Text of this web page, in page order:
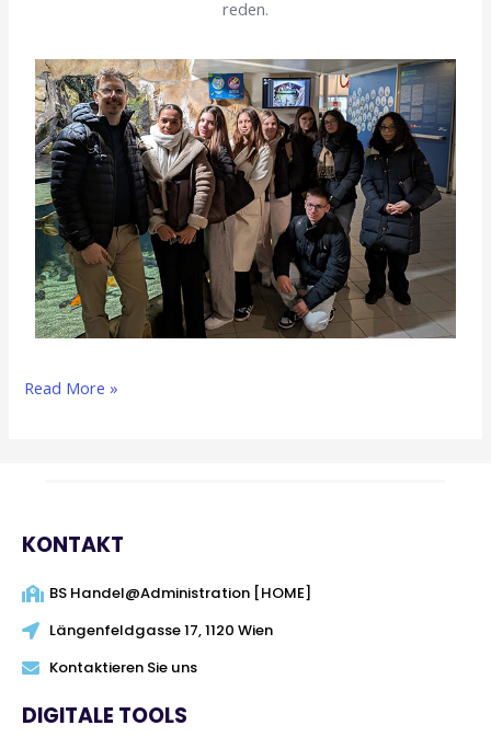
reden.
Read More »
KONTAKT
BS Handel@Administration [HOME]
Längenfeldgasse 17, 1120 Wien
Kontaktieren Sie uns
DIGITALE TOOLS